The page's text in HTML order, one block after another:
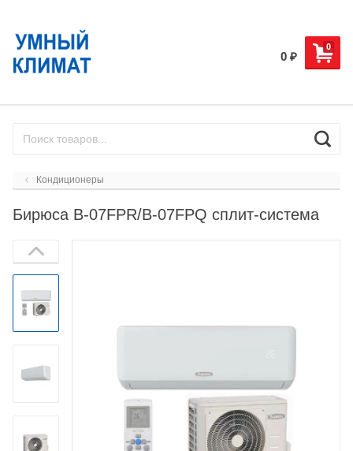
0
0 ₽
Кондиционеры
Бирюса B-07FPR/B-07FPQ сплит-система